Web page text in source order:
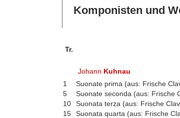
Komponisten und
Tr.
Johann Kuhnau
1
Suonate prima (aus: Frische
5
Suonate seconda (aus: Frische
10
Suonata terza (aus: Frische
15
Suonata quarta (aus: Frische